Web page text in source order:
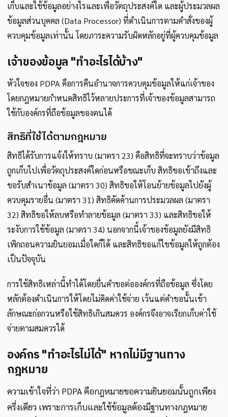
เก็บและใช้ข้อมูลอย่างไรและเพื่อวัตถุประสงค์ใด และผู้ประมวลผล
ข้อมูลส่วนบุคคล (Data Processor) ที่ดำเนินการตามคำสั่งของผู้
ควบคุมข้อมูลเท่านั้น โดยภาระความรับผิดหลักอยู่ที่ผู้ควบคุมข้อมูล
เจ้าของข้อมูล "ทำอะไรได้บ้าง"
หัวใจของ PDPA คือการคืนอำนาจการควบคุมข้อมูลให้แก่เจ้าของ
โดยกฎหมายกำหนดสิทธิไว้หลายประการที่เจ้าของข้อมูลสามารถ
ใช้กับองค์กรที่ถือข้อมูลของตนได้
สิทธิที่ใช้ได้ตามกฎหมาย
สิทธิได้รับการแจ้งให้ทราบ (มาตรา 23) คือสิทธิที่จะทราบว่าข้อมูล
ถูกเก็บไปเพื่อวัตถุประสงค์ใดก่อนหรือขณะเก็บ สิทธิขอเข้าถึงและ
ขอรับสำเนาข้อมูล (มาตรา 30) สิทธิขอให้โอนย้ายข้อมูลไปยังผู้
ควบคุมรายอื่น (มาตรา 31) สิทธิคัดค้านการประมวลผล (มาตรา
32) สิทธิขอให้ลบหรือทำลายข้อมูล (มาตรา 33) และสิทธิขอให้
ระงับการใช้ข้อมูล (มาตรา 34) นอกจากนี้เจ้าของข้อมูลยังมีสิทธิ
เพิกถอนความยินยอมเมื่อใดก็ได้ และสิทธิขอแก้ไขข้อมูลให้ถูกต้อง
เป็นปัจจุบัน
การใช้สิทธิเหล่านี้ทำได้โดยยื่นคำขอต่อองค์กรที่ถือข้อมูล ซึ่งโดย
หลักต้องดำเนินการให้โดยไม่คิดค่าใช้จ่าย เว้นแต่คำขอนั้นเข้า
ลักษณะก่อกวนหรือใช้สิทธิเกินสมควร องค์กรจึงอาจเรียกเก็บค่าใช้
จ่ายตามสมควรได้
องค์กร "ทำอะไรไม่ได้" หากไม่มีฐานทาง
กฎหมาย
ความเข้าใจที่ว่า PDPA คือกฎหมายขอความยินยอมนั้นถูกเพียง
ครึ่งเดียว เพราะการเก็บและใช้ข้อมูลต้องมีฐานทางกฎหมาย